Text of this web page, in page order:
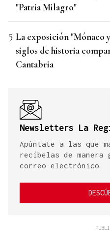
"Patria Milagro"
La exposición "Mónaco
siglos de historia
Cantabria
Newsletters La
Apúntate a las que
recíbelas de
correo electrónico